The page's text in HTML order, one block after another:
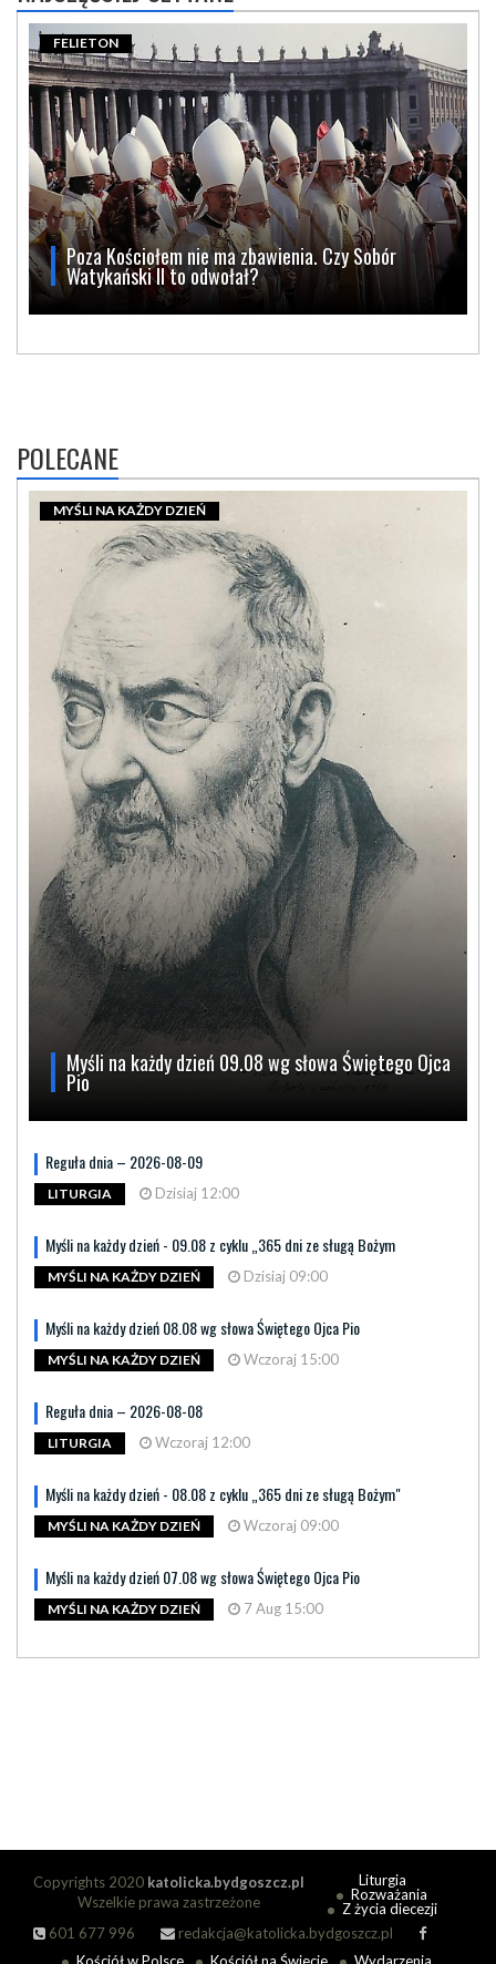
Poza Kościołem nie ma zbawienia. Czy Sobór
Watykański II to odwołał?
FELIETON
POLECANE
Myśli na każdy dzień 09.08 wg słowa Świętego Ojca
Pio
MYŚLI NA KAŻDY DZIEŃ
Reguła dnia – 2026-08-09
LITURGIA Dzisiaj 12:00
Myśli na każdy dzień - 09.08 z cyklu „365 dni ze sługą Bożym
MYŚLI NA KAŻDY DZIEŃ Dzisiaj 09:00
Myśli na każdy dzień 08.08 wg słowa Świętego Ojca Pio
MYŚLI NA KAŻDY DZIEŃ Wczoraj 15:00
Reguła dnia – 2026-08-08
LITURGIA Wczoraj 12:00
Myśli na każdy dzień - 08.08 z cyklu „365 dni ze sługą Bożym"
MYŚLI NA KAŻDY DZIEŃ Wczoraj 09:00
Myśli na każdy dzień 07.08 wg słowa Świętego Ojca Pio
MYŚLI NA KAŻDY DZIEŃ 7 Aug 15:00
Copyrights 2020 katolicka.bydgoszcz.pl
Wszelkie prawa zastrzeżone
601 677 996
redakcja@katolicka.bydgoszcz.pl
Liturgia
Rozważania
Z życia diecezji